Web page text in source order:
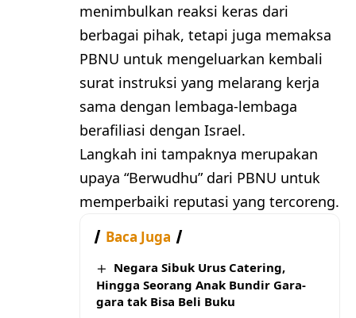
menimbulkan reaksi keras dari
berbagai pihak, tetapi juga memaksa
PBNU untuk mengeluarkan kembali
surat instruksi yang melarang kerja
sama dengan lembaga-lembaga
berafiliasi dengan Israel.
Langkah ini tampaknya merupakan
upaya “Berwudhu” dari PBNU untuk
memperbaiki reputasi yang tercoreng.
Baca Juga
Negara Sibuk Urus Catering,
Hingga Seorang Anak Bundir Gara-
gara tak Bisa Beli Buku